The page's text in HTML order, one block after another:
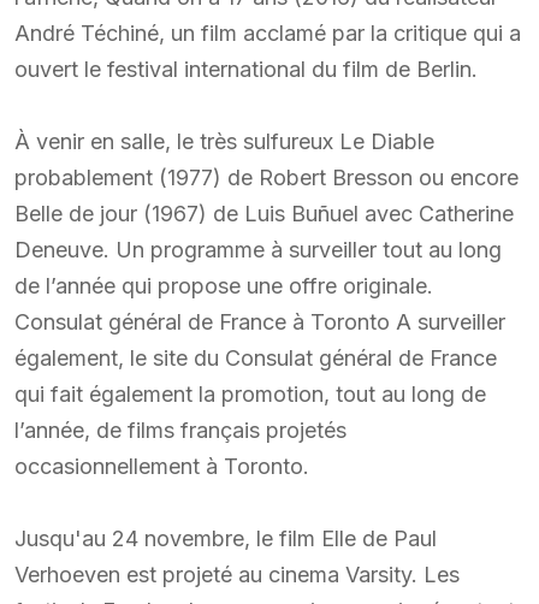
André Téchiné, un film acclamé par la critique qui a
ouvert le festival international du film de Berlin.
À venir en salle, le très sulfureux Le Diable
probablement (1977) de Robert Bresson ou encore
Belle de jour (1967) de Luis Buñuel avec Catherine
Deneuve. Un programme à surveiller tout au long
de l’année qui propose une offre originale.
Consulat général de France à Toronto A surveiller
également, le site du Consulat général de France
qui fait également la promotion, tout au long de
l’année, de films français projetés
occasionnellement à Toronto.
Jusqu'au 24 novembre, le film Elle de Paul
Verhoeven est projeté au cinema Varsity. Les